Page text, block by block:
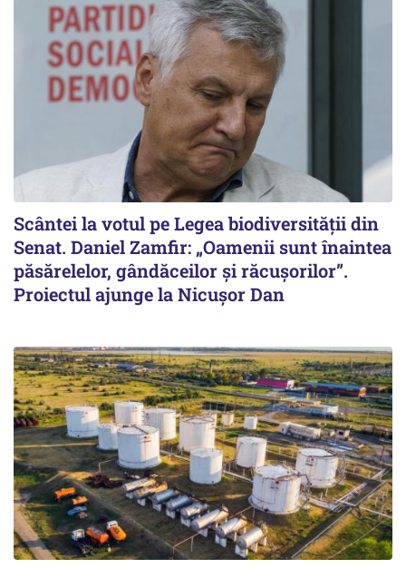
Scântei la votul pe Legea biodiversității din
Senat. Daniel Zamfir: „Oamenii sunt înaintea
păsărelelor, gândăceilor și răcușorilor”.
Proiectul ajunge la Nicușor Dan